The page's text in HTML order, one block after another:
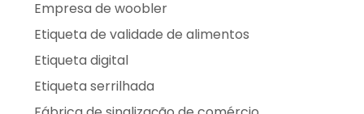
Empresa de woobler
Etiqueta de validade de alimentos
Etiqueta digital
Etiqueta serrilhada